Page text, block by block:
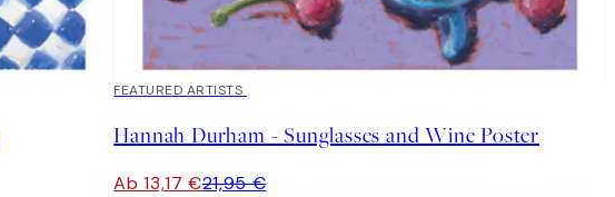
40%*
FEATURED ARTISTS
Hannah Durham - Sunglasses and Wine Poster
Ab 13,17 €21,95 €